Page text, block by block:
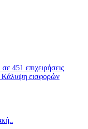
451 επιχειρήσεις
Κάλυψη εισφορών